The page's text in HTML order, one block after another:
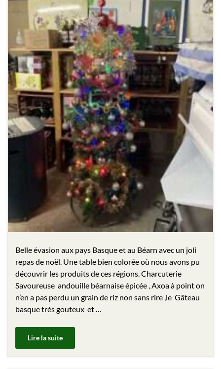
Belle évasion aux pays Basque et au Béarn avec un joli
repas de noël. Une table bien colorée où nous avons pu
découvrir les produits de ces régions. Charcuterie
Savoureuse andouille béarnaise épicée , Axoa à point on
n’en a pas perdu un grain de riz non sans rire ,le Gâteau
basque très gouteux et …
Lire la suite